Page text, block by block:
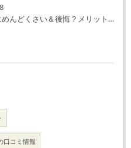
カーゲートはめんどくさい＆後悔？メリット・デメリットを解説！
口コミ情報